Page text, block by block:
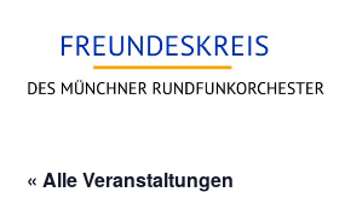
« Alle Veranstaltungen